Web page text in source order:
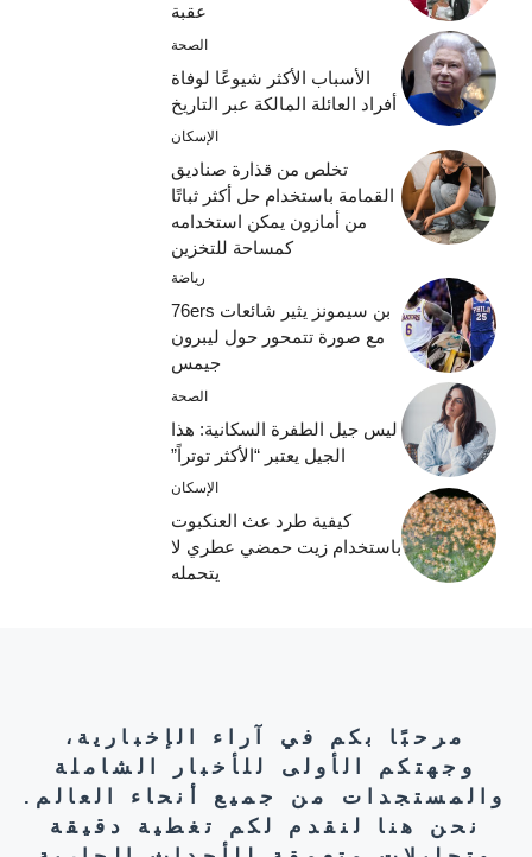
عقبة
الصحة
الأسباب الأكثر شيوعًا لوفاة
أفراد العائلة المالكة عبر التاريخ
الإسكان
تخلص من قذارة صناديق
القمامة باستخدام حل أكثر ثباتًا
من أمازون يمكن استخدامه
كمساحة للتخزين
رياضة
بن سيمونز يثير شائعات 76ers
مع صورة تتمحور حول ليبرون
جيمس
الصحة
ليس جيل الطفرة السكانية: هذا
الجيل يعتبر “الأكثر توتراً”
الإسكان
كيفية طرد عث العنكبوت
باستخدام زيت حمضي عطري لا
يتحمله
مرحبًا بكم في آراء الإخبارية،
وجهتكم الأولى للأخبار الشاملة
والمستجدات من جميع أنحاء العالم.
نحن هنا لنقدم لكم تغطية دقيقة